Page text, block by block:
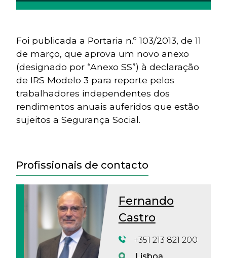
Foi publicada a Portaria n.º 103/2013, de 11
de março, que aprova um novo anexo
(designado por “Anexo SS”) à declaração
de IRS Modelo 3 para reporte pelos
trabalhadores independentes dos
rendimentos anuais auferidos que estão
sujeitos a Segurança Social.
Profissionais de contacto
Fernando
Castro
+351 213 821 200